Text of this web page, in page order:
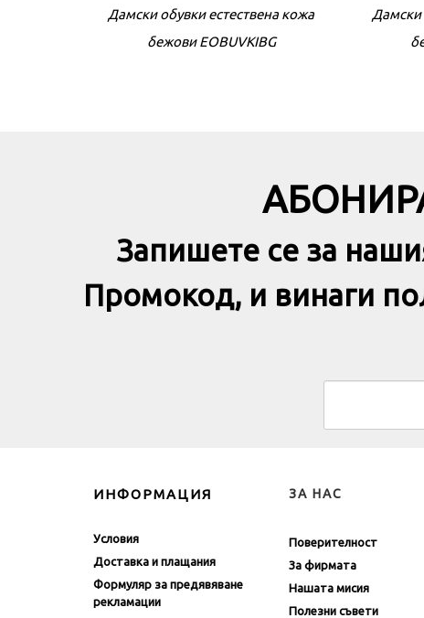
Дамски обувки естествена кожа
Дамски
Запишете се за
Промокод, и винаги
ИНФОРМАЦИЯ